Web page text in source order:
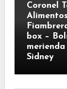
Coronel
box –
Sidney